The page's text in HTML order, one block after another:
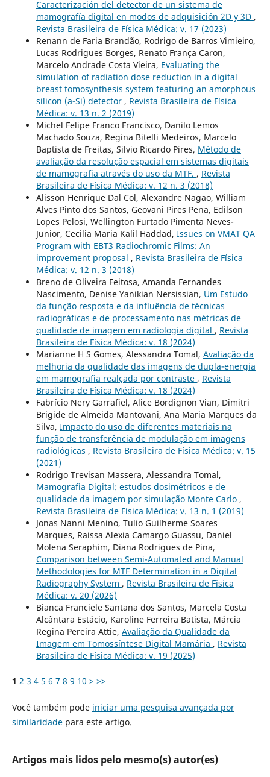
Caracterización del detector de un sistema de
mamografía digital en modos de adquisición 2D y 3D ,
Revista Brasileira de Física Médica: v. 17 (2023)
Renann de Faria Brandão, Rodrigo de Barros Vimieiro,
Lucas Rodrigues Borges, Renato França Caron,
Marcelo Andrade Costa Vieira, Evaluating the
simulation of radiation dose reduction in a digital
breast tomosynthesis system featuring an amorphous
silicon (a-Si) detector , Revista Brasileira de Física
Médica: v. 13 n. 2 (2019)
Michel Felipe Franco Francisco, Danilo Lemos
Machado Souza, Regina Bitelli Medeiros, Marcelo
Baptista de Freitas, Silvio Ricardo Pires, Método de
avaliação da resolução espacial em sistemas digitais
de mamografia através do uso da MTF. , Revista
Brasileira de Física Médica: v. 12 n. 3 (2018)
Alisson Henrique Dal Col, Alexandre Nagao, William
Alves Pinto dos Santos, Geovani Pires Pena, Edilson
Lopes Pelosi, Wellington Furtado Pimenta Neves-
Junior, Cecilia Maria Kalil Haddad, Issues on VMAT QA
Program with EBT3 Radiochromic Films: An
improvement proposal , Revista Brasileira de Física
Médica: v. 12 n. 3 (2018)
Breno de Oliveira Feitosa, Amanda Fernandes
Nascimento, Denise Yanikian Nersissian, Um Estudo
da função resposta e da influência de técnicas
radiográficas e de processamento nas métricas de
qualidade de imagem em radiologia digital , Revista
Brasileira de Física Médica: v. 18 (2024)
Marianne H S Gomes, Alessandra Tomal, Avaliação da
melhoria da qualidade das imagens de dupla-energia
em mamografia realçada por contraste , Revista
Brasileira de Física Médica: v. 18 (2024)
Fabrício Nery Garrafiel, Alice Bordignon Vian, Dimitri
Brigide de Almeida Mantovani, Ana Maria Marques da
Silva, Impacto do uso de diferentes materiais na
função de transferência de modulação em imagens
radiológicas , Revista Brasileira de Física Médica: v. 15
(2021)
Rodrigo Trevisan Massera, Alessandra Tomal,
Mamografia Digital: estudos dosimétricos e de
qualidade da imagem por simulação Monte Carlo ,
Revista Brasileira de Física Médica: v. 13 n. 1 (2019)
Jonas Nanni Menino, Tulio Guilherme Soares
Marques, Raissa Alexia Camargo Guassu, Daniel
Molena Seraphim, Diana Rodrigues de Pina,
Comparison between Semi-Automated and Manual
Methodologies for MTF Determination in a Digital
Radiography System , Revista Brasileira de Física
Médica: v. 20 (2026)
Bianca Franciele Santana dos Santos, Marcela Costa
Alcântara Estácio, Karoline Ferreira Batista, Márcia
Regina Pereira Attie, Avaliação da Qualidade da
Imagem em Tomossíntese Digital Mamária , Revista
Brasileira de Física Médica: v. 19 (2025)
1 2 3 4 5 6 7 8 9 10 > >>
Você também pode iniciar uma pesquisa avançada por
similaridadepara este artigo.
Artigos mais lidos pelo mesmo(s) autor(es)